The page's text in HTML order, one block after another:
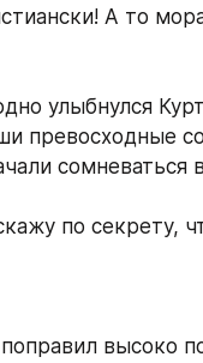
А то
улыбнулся
превосходные
сомневаться
по секрету,
высоко